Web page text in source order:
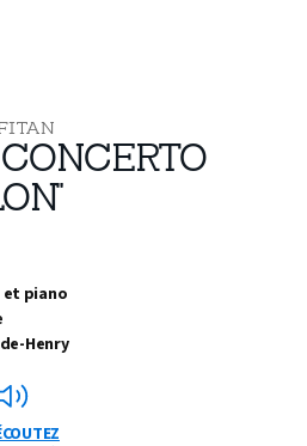
piano
Henry